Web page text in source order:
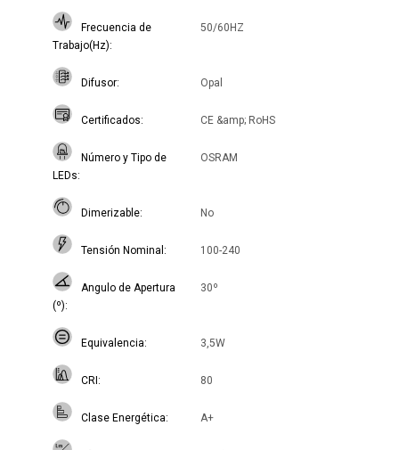
Frecuencia de
Trabajo(Hz)
50/60HZ
Difusor Opal
Certificados CE &amp; RoHS
Número y Tipo de
LEDs
OSRAM
Dimerizable No
Tensión Nominal 100-240
Angulo de Apertura
(º)
30º
Equivalencia 3,5W
CRI 80
Clase Energética A+